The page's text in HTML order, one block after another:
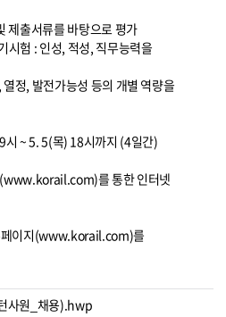
제출서류를 바탕으로 평가
시험 : 인성, 적성, 직무능력을
정, 발전가능성 등의 개별 역량을
~ 5. 5(목) 18시까지 (4일간)
를 통한 인터넷
페이지(www.korail.com)를
사원_채용).hwp